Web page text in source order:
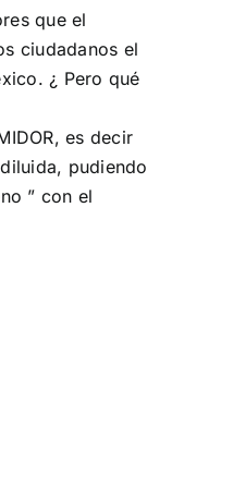
que el
ciudadanos el
¿ Pero qué
es decir
pudiendo
” con el